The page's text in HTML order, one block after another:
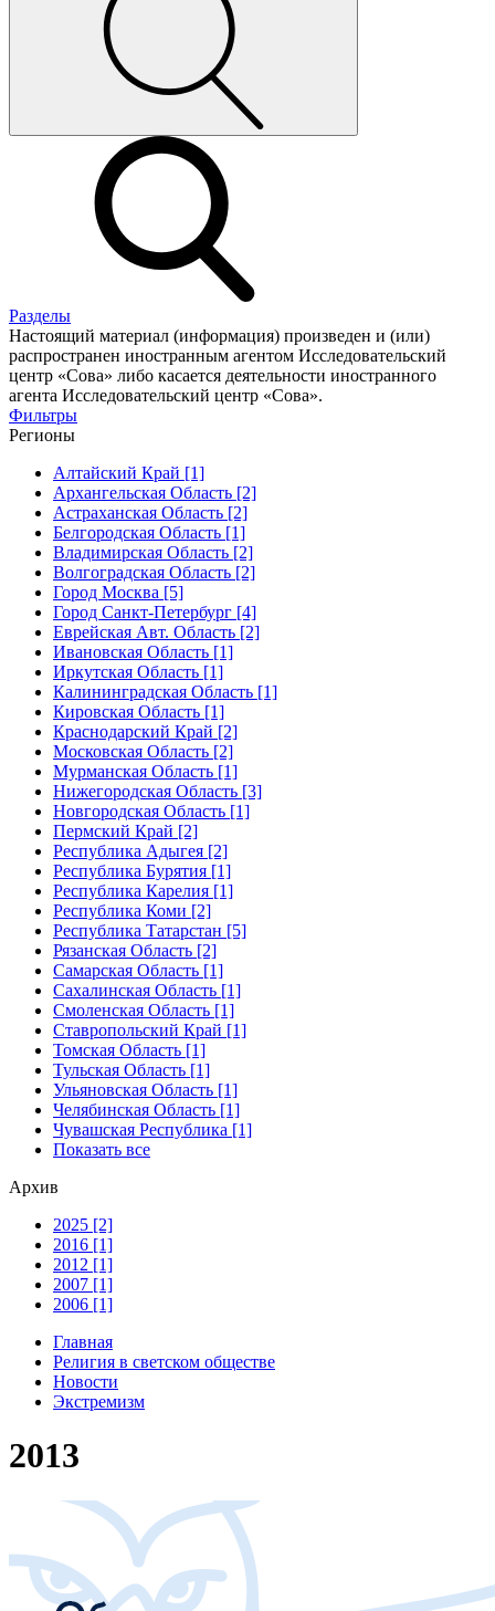
Разделы
Настоящий материал (информация) произведен и (или)
распространен иностранным агентом Исследовательский
центр «Сова» либо касается деятельности иностранного
агента Исследовательский центр «Сова».
Фильтры
Регионы
Алтайский Край [1]
Архангельская Область [2]
Астраханская Область [2]
Белгородская Область [1]
Владимирская Область [2]
Волгоградская Область [2]
Город Москва [5]
Город Санкт-Петербург [4]
Еврейская Авт. Область [2]
Ивановская Область [1]
Иркутская Область [1]
Калининградская Область [1]
Кировская Область [1]
Краснодарский Край [2]
Московская Область [2]
Мурманская Область [1]
Нижегородская Область [3]
Новгородская Область [1]
Пермский Край [2]
Республика Адыгея [2]
Республика Бурятия [1]
Республика Карелия [1]
Республика Коми [2]
Республика Татарстан [5]
Рязанская Область [2]
Самарская Область [1]
Сахалинская Область [1]
Смоленская Область [1]
Ставропольский Край [1]
Томская Область [1]
Тульская Область [1]
Ульяновская Область [1]
Челябинская Область [1]
Чувашская Республика [1]
Показать все
Архив
2025 [2]
2016 [1]
2012 [1]
2007 [1]
2006 [1]
Главная
Религия в светском обществе
Новости
Экстремизм
2013